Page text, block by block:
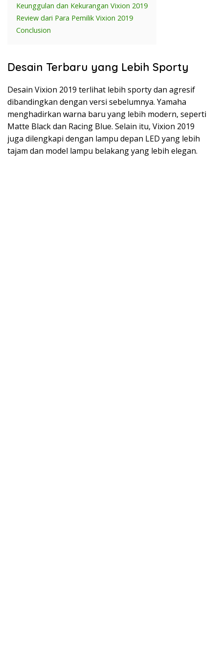
Keunggulan dan Kekurangan Vixion 2019
Review dari Para Pemilik Vixion 2019
Conclusion
Desain Terbaru yang Lebih Sporty
Desain Vixion 2019 terlihat lebih sporty dan agresif
dibandingkan dengan versi sebelumnya. Yamaha
menghadirkan warna baru yang lebih modern, seperti
Matte Black dan Racing Blue. Selain itu, Vixion 2019
juga dilengkapi dengan lampu depan LED yang lebih
tajam dan model lampu belakang yang lebih elegan.